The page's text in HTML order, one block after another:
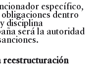
específico,
dentro
disciplina
será la autoridad
reestructuración